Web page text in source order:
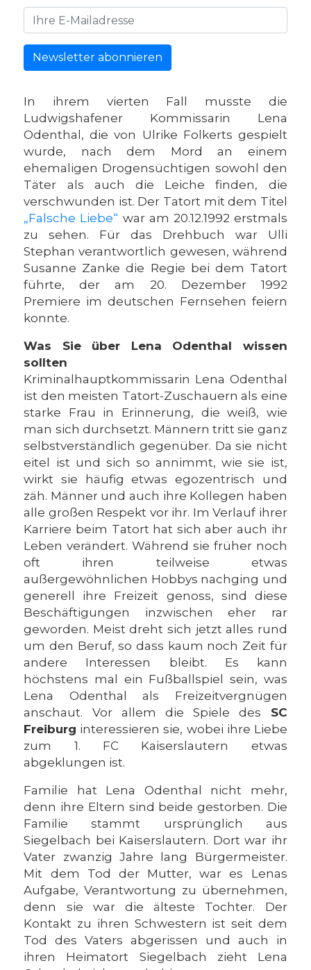
Newsletter abonnieren
In ihrem vierten Fall musste die
Ludwigshafener Kommissarin Lena
Odenthal, die von Ulrike Folkerts gespielt
wurde, nach dem Mord an einem
ehemaligen Drogensüchtigen sowohl den
Täter als auch die Leiche finden, die
verschwunden ist. Der Tatort mit dem Titel
„Falsche Liebe“ war am 20.12.1992 erstmals
zu sehen. Für das Drehbuch war Ulli
Stephan verantwortlich gewesen, während
Susanne Zanke die Regie bei dem Tatort
führte, der am 20. Dezember 1992
Premiere im deutschen Fernsehen feiern
konnte.
Was Sie über Lena Odenthal wissen
sollten
Kriminalhauptkommissarin Lena Odenthal
ist den meisten Tatort-Zuschauern als eine
starke Frau in Erinnerung, die weiß, wie
man sich durchsetzt. Männern tritt sie ganz
selbstverständlich gegenüber. Da sie nicht
eitel ist und sich so annimmt, wie sie ist,
wirkt sie häufig etwas egozentrisch und
zäh. Männer und auch ihre Kollegen haben
alle großen Respekt vor ihr. Im Verlauf ihrer
Karriere beim Tatort hat sich aber auch ihr
Leben verändert. Während sie früher noch
oft ihren teilweise etwas
außergewöhnlichen Hobbys nachging und
generell ihre Freizeit genoss, sind diese
Beschäftigungen inzwischen eher rar
geworden. Meist dreht sich jetzt alles rund
um den Beruf, so dass kaum noch Zeit für
andere Interessen bleibt. Es kann
höchstens mal ein Fußballspiel sein, was
Lena Odenthal als Freizeitvergnügen
anschaut. Vor allem die Spiele des SC
Freiburg interessieren sie, wobei ihre Liebe
zum 1. FC Kaiserslautern etwas
abgeklungen ist.
Familie hat Lena Odenthal nicht mehr,
denn ihre Eltern sind beide gestorben. Die
Familie stammt ursprünglich aus
Siegelbach bei Kaiserslautern. Dort war ihr
Vater zwanzig Jahre lang Bürgermeister.
Mit dem Tod der Mutter, war es Lenas
Aufgabe, Verantwortung zu übernehmen,
denn sie war die älteste Tochter. Der
Kontakt zu ihren Schwestern ist seit dem
Tod des Vaters abgerissen und auch in
ihren Heimatort Siegelbach zieht Lena